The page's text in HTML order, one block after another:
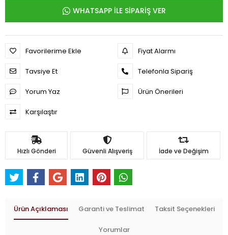
WHATSAPP İLE SİPARİŞ VER
Favorilerime Ekle
Tavsiye Et
Yorum Yaz
Karşılaştır
Fiyat Alarmı
Telefonla Sipariş
Ürün Önerileri
Hızlı Gönderi Güvenli Alışveriş İade ve Değişim
Ürün Açıklaması Garanti ve Teslimat Taksit Seçenekleri
Yorumlar